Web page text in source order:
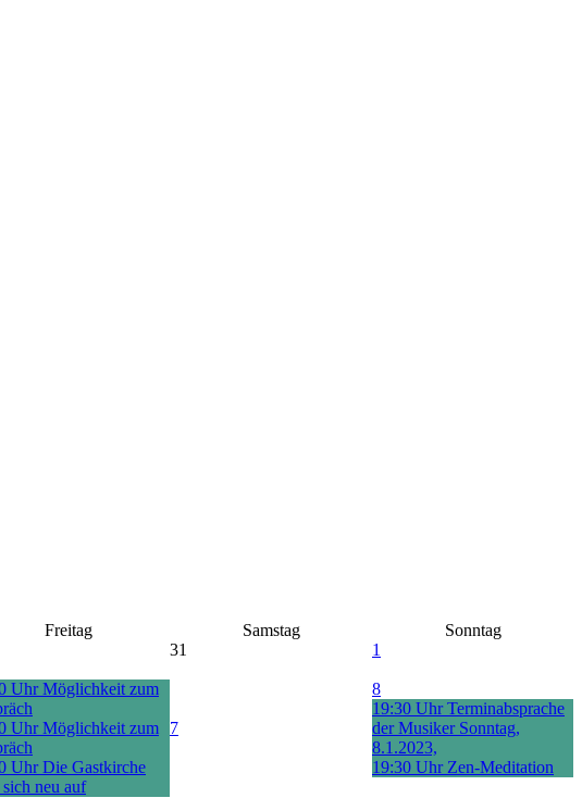
Freitag Samstag
Sonntag
31 1
Uhr Möglichkeit zum
Uhr Möglichkeit zum
Uhr Die Gastkirche
neu auf
7
8
19:30 Uhr Terminabsprache
der Musiker Sonntag,
8.1.2023,
19:30 Uhr Zen-Meditation